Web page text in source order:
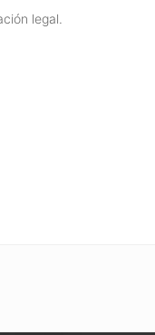
legal.